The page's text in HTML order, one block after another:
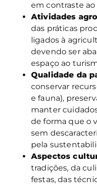
em contraste ao
Atividades
das práticas
ligados à
devendo ser
espaço ao
Qualidade da
conservar
e fauna),
manter
de forma que o
sem
pela
Aspectos
tradições, da
festas, das